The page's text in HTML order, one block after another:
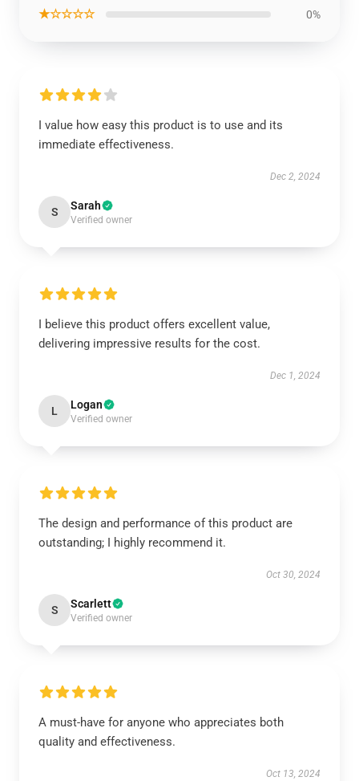
★☆☆☆☆ 0%
I value how easy this product is to use and its
immediate effectiveness.
Dec 2, 2024
S Sarah
Verified owner
I believe this product offers excellent value,
delivering impressive results for the cost.
Dec 1, 2024
L Logan
Verified owner
The design and performance of this product are
outstanding; I highly recommend it.
Oct 30, 2024
S Scarlett
Verified owner
A must-have for anyone who appreciates both
quality and effectiveness.
Oct 13, 2024